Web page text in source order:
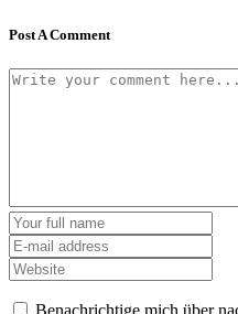
Post A Comment